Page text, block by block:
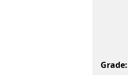
Grade: